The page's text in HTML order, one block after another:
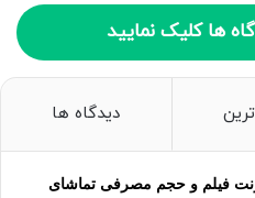
ها کلیک نمایید
دیدگاه ها
فیلم و حجم مصرفی تماشای